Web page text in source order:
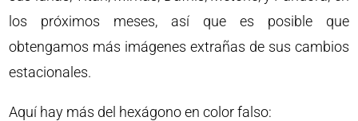
los próximos meses, así que es posible que
obtengamos más imágenes extrañas de sus cambios
estacionales.
Aquí hay más del hexágono en color falso: